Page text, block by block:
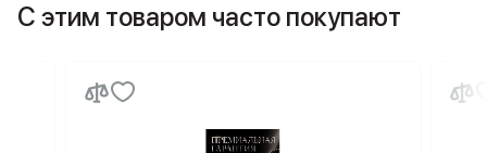
С этим товаром часто покупают